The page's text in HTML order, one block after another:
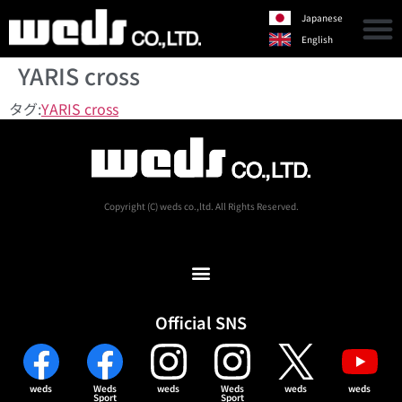
Japanese
English
YARIS cross
タグ:YARIS cross
Copyright (C) weds co.,ltd. All Rights Reserved.
Official SNS
weds Weds
Sport
weds Weds
Sport
weds weds